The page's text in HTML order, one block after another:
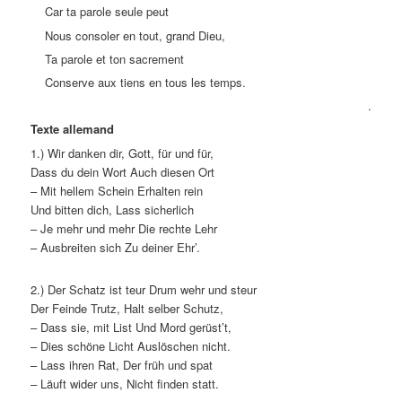
Car ta parole seule peut
Nous consoler en tout, grand Dieu,
Ta parole et ton sacrement
Conserve aux tiens en tous les temps.
.
Texte allemand
1.) Wir danken dir, Gott, für und für,
Dass du dein Wort Auch diesen Ort
– Mit hellem Schein Erhalten rein
Und bitten dich, Lass sicherlich
– Je mehr und mehr Die rechte Lehr
– Ausbreiten sich Zu deiner Ehr’.
2.) Der Schatz ist teur Drum wehr und steur
Der Feinde Trutz, Halt selber Schutz,
– Dass sie, mit List Und Mord gerüst’t,
– Dies schöne Licht Auslöschen nicht.
– Lass ihren Rat, Der früh und spat
– Läuft wider uns, Nicht finden statt.